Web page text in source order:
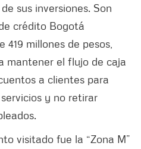
sus inversiones. Son
crédito Bogotá
419 millones de pesos,
mantener el flujo de caja
a clientes para
y no retirar
visitado fue la “Zona M”